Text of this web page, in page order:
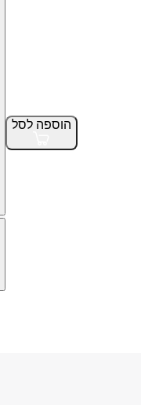
הוספה לסל